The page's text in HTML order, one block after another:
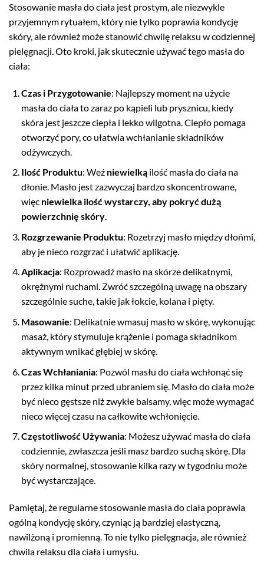
Stosowanie masła do ciała jest prostym, ale niezwykle
przyjemnym rytuałem, który nie tylko poprawia kondycję
skóry, ale również może stanowić chwilę relaksu w codziennej
pielęgnacji. Oto kroki, jak skutecznie używać tego masła do
ciała:
Czas i Przygotowanie: Najlepszy moment na użycie
masła do ciała to zaraz po kąpieli lub prysznicu, kiedy
skóra jest jeszcze ciepła i lekko wilgotna. Ciepło pomaga
otworzyć pory, co ułatwia wchłanianie składników
odżywczych.
Ilość Produktu: Weź niewielkąilość masła do ciała na
dłonie. Masło jest zazwyczaj bardzo skoncentrowane,
więc niewielka ilość wystarczy, aby pokryć dużą
powierzchnię skóry.
Rozgrzewanie Produktu: Rozetrzyj masło między dłońmi,
aby je nieco rozgrzać i ułatwić aplikację.
Aplikacja: Rozprowadź masło na skórze delikatnymi,
okrężnymi ruchami. Zwróć szczególną uwagę na obszary
szczególnie suche, takie jak łokcie, kolana i pięty.
Masowanie: Delikatnie wmasuj masło w skórę, wykonując
masaż, który stymuluje krążenie i pomaga składnikom
aktywnym wnikać głębiej w skórę.
Czas Wchłaniania: Pozwól masłu do ciała wchłonąć się
przez kilka minut przed ubraniem się. Masło do ciała może
być nieco gęstsze niż zwykłe balsamy, więc może wymagać
nieco więcej czasu na całkowite wchłonięcie.
Częstotliwość Używania: Możesz używać masła do ciała
codziennie, zwłaszcza jeśli masz bardzo suchą skórę. Dla
skóry normalnej, stosowanie kilka razy w tygodniu może
być wystarczające.
Pamiętaj, że regularne stosowanie masła do ciała poprawia
ogólną kondycję skóry, czyniąc ją bardziej elastyczną,
nawilżoną i promienną. To nie tylko pielęgnacja, ale również
chwila relaksu dla ciała i umysłu.